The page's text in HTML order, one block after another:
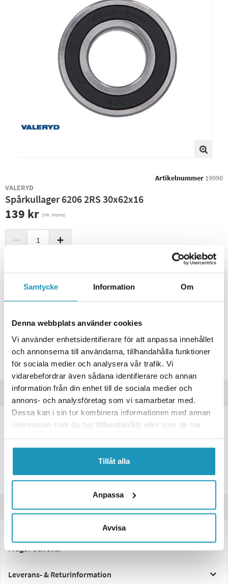
Samtycke Information Om
Denna webbplats använder cookies
Vi använder enhetsidentifierare för att anpassa innehållet
och annonserna till användarna, tillhandahålla funktioner
för sociala medier och analysera vår trafik. Vi
vidarebefordrar även sådana identifierare och annan
information från din enhet till de sociala medier och
annons- och analysföretag som vi samarbetar med.
Dessa kan i sin tur kombinera informationen med annan
information som du har tillhandahållit eller som de har
Tillåt alla
Anpassa
Avvisa
Artikelnummer 19990
VALERYD
Spårkullager 6206 2RS 30x62x16
139 kr (ink. moms)
− +
ONLINELAGER
BESTÄLLNINGSVARA
Skickas inom 4-6 Arbetsdagar
BUTIKSLAGER
Spara produkt
Frågor om produkten?
Produktinformation
Spårkullager 6206 2RS
Antal: 1 st
Recensioner
Frågor och svar
Leverans- & Returinformation